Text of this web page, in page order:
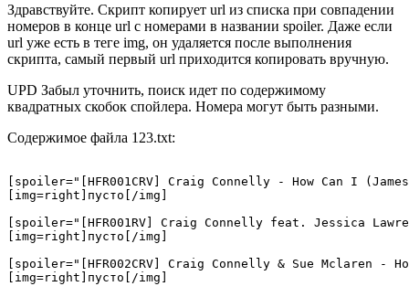
Здравствуйте. Скрипт копирует url из списка при совпадении
номеров в конце url с номерами в названии spoiler. Даже если
url уже есть в теге img, он удаляется после выполнения
скрипта, самый первый url приходится копировать вручную.
UPD Забыл уточнить, поиск идет по содержимому
квадратных скобок спойлера. Номера могут быть разными.
Содержимое файла 123.txt:
[spoiler="[HFR001CRV] Craig Connelly - How Can I
[img=right]пусто[/img]
[spoiler="[HFR001RV] Craig Connelly feat. Jessica
[img=right]пусто[/img]
[spoiler="[HFR002CRV] Craig Connelly & Sue Mclaren -